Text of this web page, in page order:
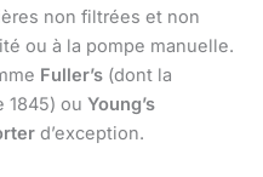
non filtrées et non
ou à la pompe manuelle.
Fuller’s (dont la
1845) ou Young’s
d’exception.